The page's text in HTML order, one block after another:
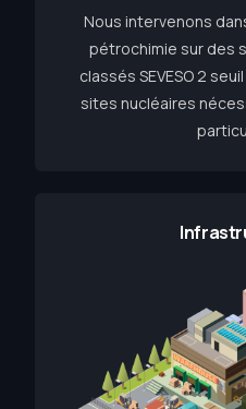
Nous intervenons
pétrochimie sur des
classés SEVESO 2
sites nucléaires